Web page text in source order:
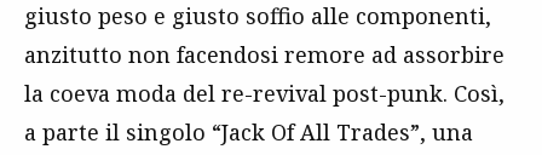
giusto peso e giusto soffio alle componenti,
anzitutto non facendosi remore ad assorbire
la coeva moda del re-revival post-punk. Così,
a parte il singolo “Jack Of All Trades”, una